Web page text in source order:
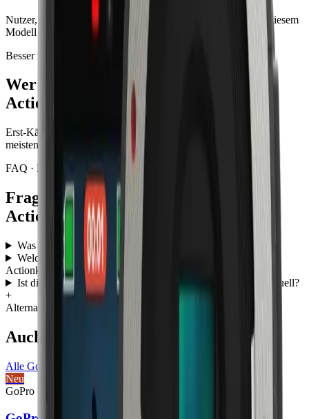
Nutzer, die bereits ein GoPro-Setup haben oder gezielt nach diesem
Modell suchen (z. B. Ersatz für Bestand).
Besser nicht, wenn …
Wer sollte die
GoPro HERO5 Session
Actionkamera
überspringen?
Erst-Käufer ohne GoPro-Hintergrund — neuere Modelle sind
meistens die bessere Wahl.
FAQ · Häufige Fragen
Fragen zurGoPro HERO5 Session
Actionkamera
Was kostet die GoPro HERO5 Session Actionkamera?
Welche Hauptmerkmale hat die GoPro HERO5 Session
Actionkamera?+
Ist die GoPro HERO5 Session Actionkamera 2026 noch aktuell?
+
Alternativen
Auch im
Alle GoPro
Neu
GoPro